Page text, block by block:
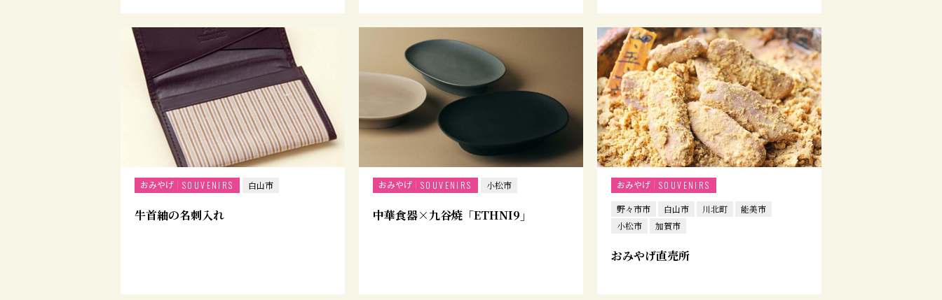
おみやげ SOUVENIRS 白山市
牛首紬の名刺入れ
おみやげ SOUVENIRS 小松市
中華食器×九谷焼「ETHNI9」
おみやげ
SOUVENIRS
野々市市
白山市 川北町
能美市
小松市
加賀市
おみやげ直売所